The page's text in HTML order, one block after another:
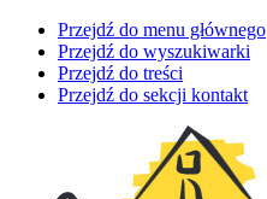
Przejdź do menu głównego
Przejdź do wyszukiwarki
Przejdź do treści
Przejdź do sekcji kontakt